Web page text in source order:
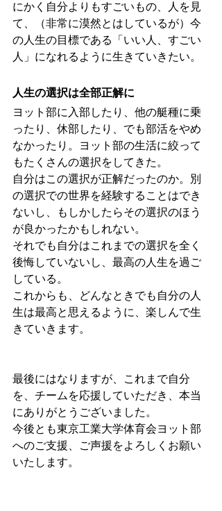
にかく自分よりもすごいもの、人を見
て、（非常に漠然とはしているが）今
の人生の目標である「いい人、すごい
人」になれるように生きていきたい。
人生の選択は全部正解に
ヨット部に入部したり、他の艇種に乗
ったり、休部したり、でも部活をやめ
なかったり。ヨット部の生活に絞って
もたくさんの選択をしてきた。
自分はこの選択が正解だったのか。別
の選択での世界を経験することはでき
ないし、もしかしたらその選択のほう
が良かったかもしれない。
それでも自分はこれまでの選択を全く
後悔していないし、最高の人生を過ご
している。
これからも、どんなときでも自分の人
生は最高と思えるように、楽しんで生
きていきます。
最後にはなりますが、これまで自分
を、チームを応援していただき、本当
にありがとうございました。
今後とも東京工業大学体育会ヨット部
へのご支援、ご声援をよろしくお願い
いたします。